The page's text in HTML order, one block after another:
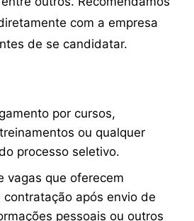
com a empresa
de se candidatar.
por cursos,
ou qualquer
processo seletivo.
vagas que oferecem
após envio de
pessoais ou outros